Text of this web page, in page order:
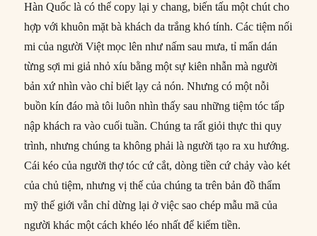
Hàn Quốc là có thể copy lại y chang, biến tấu một chút cho
hợp với khuôn mặt bà khách da trắng khó tính. Các tiệm nối
mi của người Việt mọc lên như nấm sau mưa, tỉ mẩn dán
từng sợi mi giả nhỏ xíu bằng một sự kiên nhẫn mà người
bản xứ nhìn vào chỉ biết lạy cả nón. Nhưng có một nỗi
buồn kín đáo mà tôi luôn nhìn thấy sau những tiệm tóc tấp
nập khách ra vào cuối tuần. Chúng ta rất giỏi thực thi quy
trình, nhưng chúng ta không phải là người tạo ra xu hướng.
Cái kéo của người thợ tóc cứ cắt, dòng tiền cứ chảy vào két
của chủ tiệm, nhưng vị thế của chúng ta trên bản đồ thẩm
mỹ thế giới vẫn chỉ dừng lại ở việc sao chép mẫu mã của
người khác một cách khéo léo nhất để kiếm tiền.